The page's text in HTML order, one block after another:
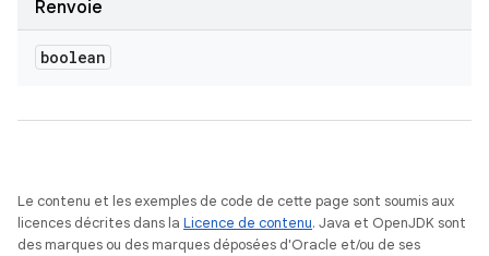
Renvoie
boolean
Le contenu et les exemples de code de cette page sont soumis aux
licences décrites dans la Licence de contenu. Java et OpenJDK sont
des marques ou des marques déposées d'Oracle et/ou de ses